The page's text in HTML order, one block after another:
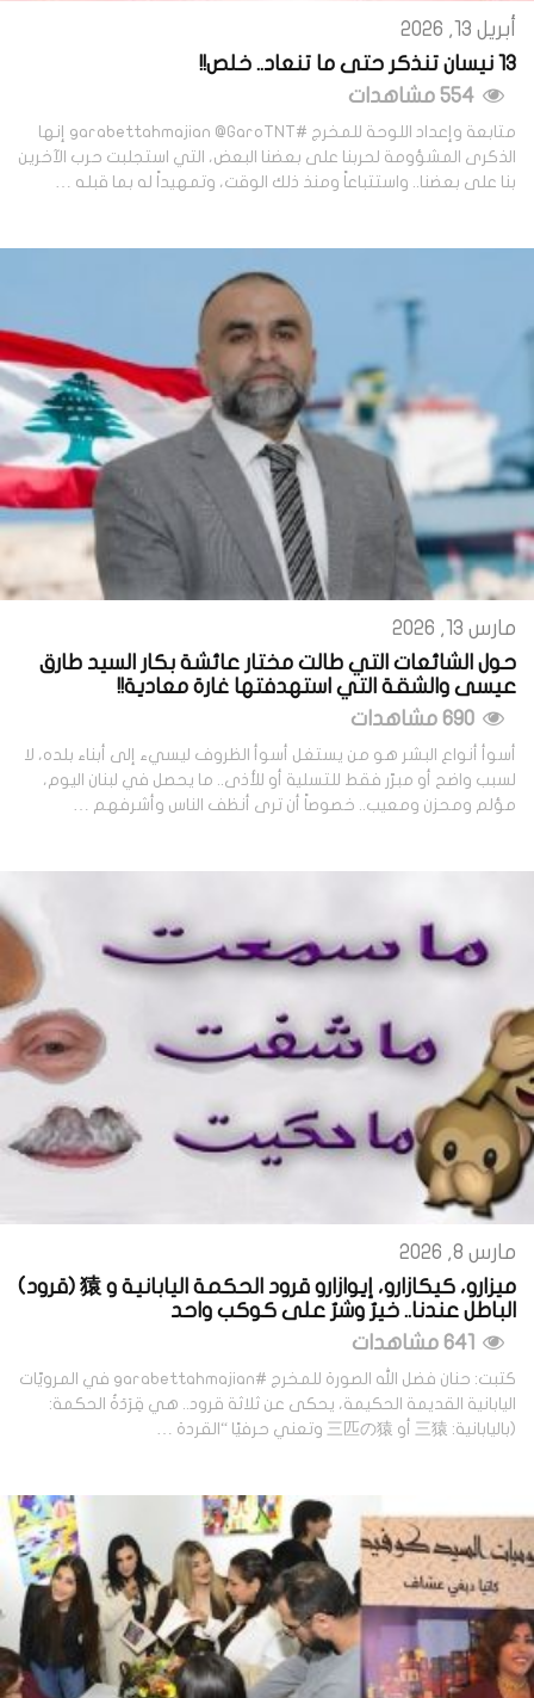
أبريل 13, 2026
13 نيسان تنذكر حتى ما تنعاد.. خلص!!
متابعة وإعداد اللوحة للمخرج #garabettahmajian @GaroTNT إنها
الذكرى المشؤومة لحربنا على بعضنا البعض، التي استجلبت حرب الآخرين
بنا على بعضنا.. واستتباعاً ومنذ ذلك الوقت، وتمهيداً له بما قبله …
مارس 13, 2026
حول الشائعات التي طالت مختار عائشة بكار السيد طارق
عيسى والشقة التي استهدفتها غارة معادية!!
أسوأ أنواع البشر هو من يستغل أسوأ الظروف ليسيء إلى أبناء بلده، لا
لسبب واضح أو مبرّر فقط للتسلية أو للأذى.. ما يحصل في لبنان اليوم،
مؤلم ومحزن ومعيب.. خصوصاً أن ترى أنظف الناس وأشرفهم …
مارس 8, 2026
ميزارو، كيكازارو، إيوازارو قرود الحكمة اليابانية و 猿 (قرود)
الباطل عندنا.. خيرٌ وشرٌ على كوكب واحد
كتبت: حنان فضل الله الصورة للمخرج #garabettahmajian في المرويّات
اليابانية القديمة الحكيمة، يحكى عن ثلاثة قرود.. هي قِرَدَةُ الحكمة:
(باليابانية: 三猿 أو 三匹の猿 وتعني حرفيًا “القردة …